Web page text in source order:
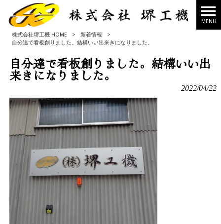
MENU
株式会社堺工機 HOME > 新着情報
>
自分達で看板創りました。結構いい出来きになりました。
自分達で看板創りました。結構いい出
来きになりました。
2022/04/22